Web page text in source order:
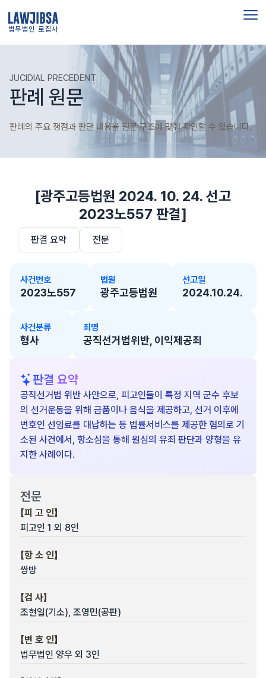
법무법인 로집사
JUCIDIAL PRECEDENT
판례 원문
판례의 주요 쟁점과 판단 내용을 원문 구조에 맞춰 확인할 수 있습니다.
[광주고등법원 2024. 10. 24. 선고
2023노557 판결]
판결 요약 전문
사건번호
2023노557
법원
광주고등법원
선고일
2024.10.24.
사건분류
형사
죄명
공직선거법위반, 이익제공죄
판결 요약
공직선거법 위반 사안으로, 피고인들이 특정 지역 군수 후보
의 선거운동을 위해 금품이나 음식을 제공하고, 선거 이후에
변호인 선임료를 대납하는 등 법률서비스를 제공한 혐의로 기
소된 사건에서, 항소심을 통해 원심의 유죄 판단과 양형을 유
지한 사례이다.
전문
【피 고 인】
피고인 1 외 8인
【항 소 인】
쌍방
【검 사】
조현일(기소), 조영민(공판)
【변 호 인】
법무법인 양우 외 3인